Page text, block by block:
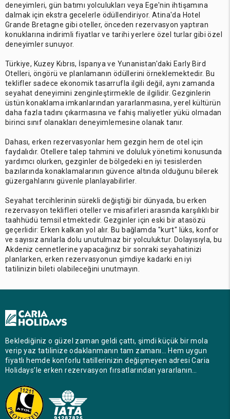
deneyimleri, gün batımı yolculukları veya Ege'nin ihtişamına
dalmak için ekstra gecelerle ödüllendiriyor. Atina'da Hotel
Grande Bretagne gibi oteller, önceden rezervasyon yaptıran
konuklarına indirimli fiyatlar ve tarihi yerlere özel turlar gibi özel
deneyimler sunuyor.
Türkiye, Kuzey Kıbrıs, İspanya ve Yunanistan'daki Early Bird
Otelleri, öngörü ve planlamanın ödüllerini örneklemektedir. Bu
teklifler sadece ekonomik tasarrufla ilgili değil, aynı zamanda
seyahat deneyimini zenginleştirmekle de ilgilidir. Gezginlerin
üstün konaklama imkanlarından yararlanmasına, yerel kültürün
daha fazla tadını çıkarmasına ve fahiş maliyetler yükü olmadan
birinci sınıf olanakları deneyimlemesine olanak tanır.
Dahası, erken rezervasyonlar hem gezgin hem de otel için
faydalıdır. Otellere talep tahmini ve doluluk yönetimi konusunda
yardımcı olurken, gezginler de bölgedeki en iyi tesislerden
bazılarında konaklamalarının güvence altında olduğunu bilerek
güzergahlarını güvenle planlayabilirler.
Seyahat tercihlerinin sürekli değiştiği bir dünyada, bu erken
rezervasyon teklifleri oteller ve misafirleri arasında karşılıklı bir
taahhüdü temsil etmektedir. Gezginler için eski bir atasözü
geçerlidir: Erken kalkan yol alır. Bu bağlamda "kurt" lüks, konfor
ve sayısız anılarla dolu unutulmaz bir yolculuktur. Dolayısıyla, bu
Akdeniz cennetlerine yapacağınız bir sonraki seyahatinizi
planlarken, erken rezervasyonun şimdiye kadarki en iyi
tatilinizin bileti olabileceğini unutmayın.
Beklediğiniz o güzel zaman geldi çattı, şimdi küçük bir mola
verip yaz tatilinize odaklanmanın tam zamanı… Hem uygun
fiyatlı hemde konforlu tatillerinizin değişmeyen adresi Caria
Holidays’le erken rezervasyon fırsatlarından yararlanın…